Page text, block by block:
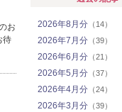
お
待
2026年8月分 （14）
2026年7月分 （39）
2026年6月分 （21）
2026年5月分 （37）
2026年4月分 （24）
2026年3月分 （39）